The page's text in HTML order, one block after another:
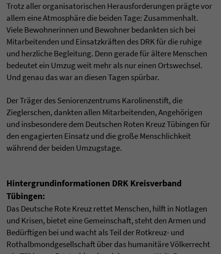
Trotz aller organisatorischen Herausforderungen prägte vor
allem eine Atmosphäre die beiden Tage: Zusammenhalt.
Viele Bewohnerinnen und Bewohner bedankten sich bei
Mitarbeitenden und Einsatzkräften des DRK für die ruhige
und herzliche Begleitung. Denn gerade für ältere Menschen
bedeutet ein Umzug weit mehr als nur einen Ortswechsel.
Und genau das war an diesen Tagen spürbar.
Der Träger des Seniorenzentrums Karolinenstift, die
Zieglerschen, dankten allen Mitarbeitenden, Angehörigen
und insbesondere dem Deutschen Roten Kreuz Tübingen für
den engagierten Einsatz und die große Menschlichkeit
während der beiden Umzugstage.
Hintergrundinformationen DRK Kreisverband
Tübingen:
Das Deutsche Rote Kreuz rettet Menschen, hilft in Notlagen
und Krisen, bietet eine Gemeinschaft, steht den Armen und
Bedürftigen bei und wacht als Teil der Rotkreuz- und
Rothalbmondgesellschaft über das humanitäre Völkerrecht